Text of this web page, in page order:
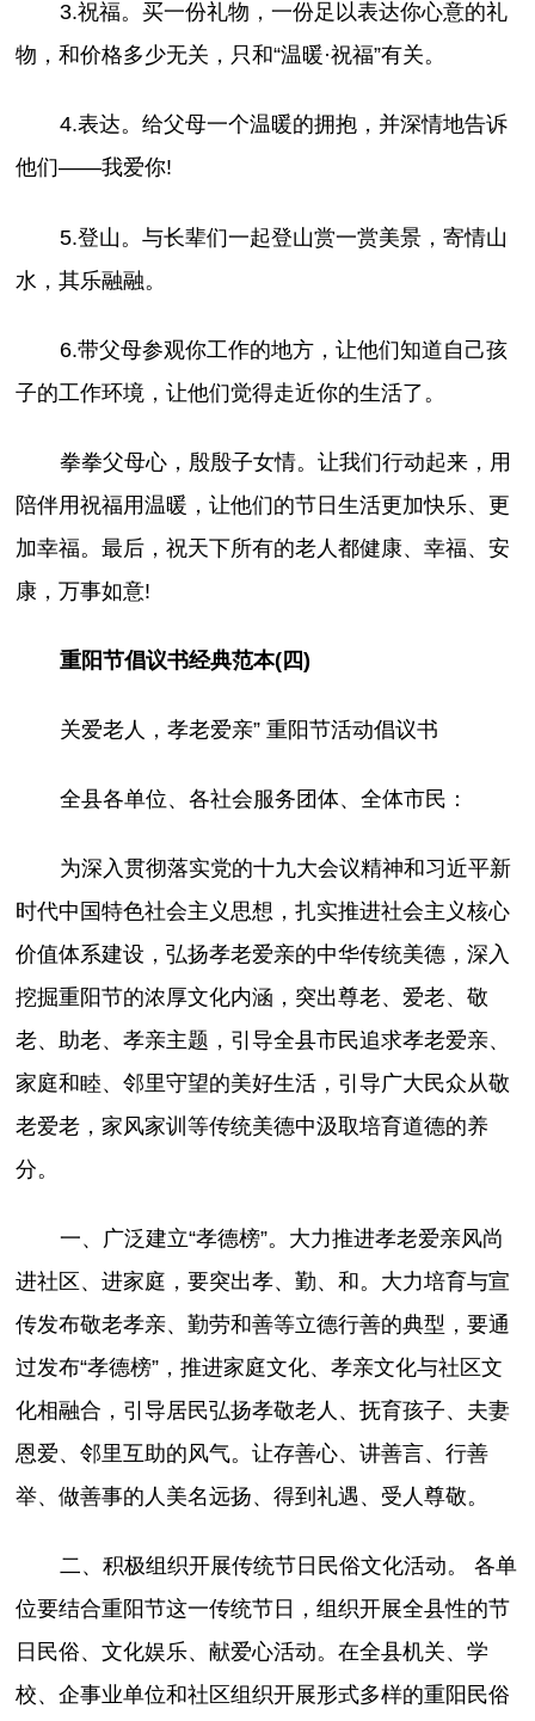
3.祝福。买一份礼物，一份足以表达你心意的礼
物，和价格多少无关，只和“温暖·祝福”有关。
4.表达。给父母一个温暖的拥抱，并深情地告诉
他们——我爱你!
5.登山。与长辈们一起登山赏一赏美景，寄情山
水，其乐融融。
6.带父母参观你工作的地方，让他们知道自己孩
子的工作环境，让他们觉得走近你的生活了。
拳拳父母心，殷殷子女情。让我们行动起来，用
陪伴用祝福用温暖，让他们的节日生活更加快乐、更
加幸福。最后，祝天下所有的老人都健康、幸福、安
康，万事如意!
重阳节倡议书经典范本(四)
关爱老人，孝老爱亲” 重阳节活动倡议书
全县各单位、各社会服务团体、全体市民：
为深入贯彻落实党的十九大会议精神和习近平新
时代中国特色社会主义思想，扎实推进社会主义核心
价值体系建设，弘扬孝老爱亲的中华传统美德，深入
挖掘重阳节的浓厚文化内涵，突出尊老、爱老、敬
老、助老、孝亲主题，引导全县市民追求孝老爱亲、
家庭和睦、邻里守望的美好生活，引导广大民众从敬
老爱老，家风家训等传统美德中汲取培育道德的养
分。
一、广泛建立“孝德榜”。大力推进孝老爱亲风尚
进社区、进家庭，要突出孝、勤、和。大力培育与宣
传发布敬老孝亲、勤劳和善等立德行善的典型，要通
过发布“孝德榜”，推进家庭文化、孝亲文化与社区文
化相融合，引导居民弘扬孝敬老人、抚育孩子、夫妻
恩爱、邻里互助的风气。让存善心、讲善言、行善
举、做善事的人美名远扬、得到礼遇、受人尊敬。
二、积极组织开展传统节日民俗文化活动。 各单
位要结合重阳节这一传统节日，组织开展全县性的节
日民俗、文化娱乐、献爱心活动。在全县机关、学
校、企事业单位和社区组织开展形式多样的重阳民俗